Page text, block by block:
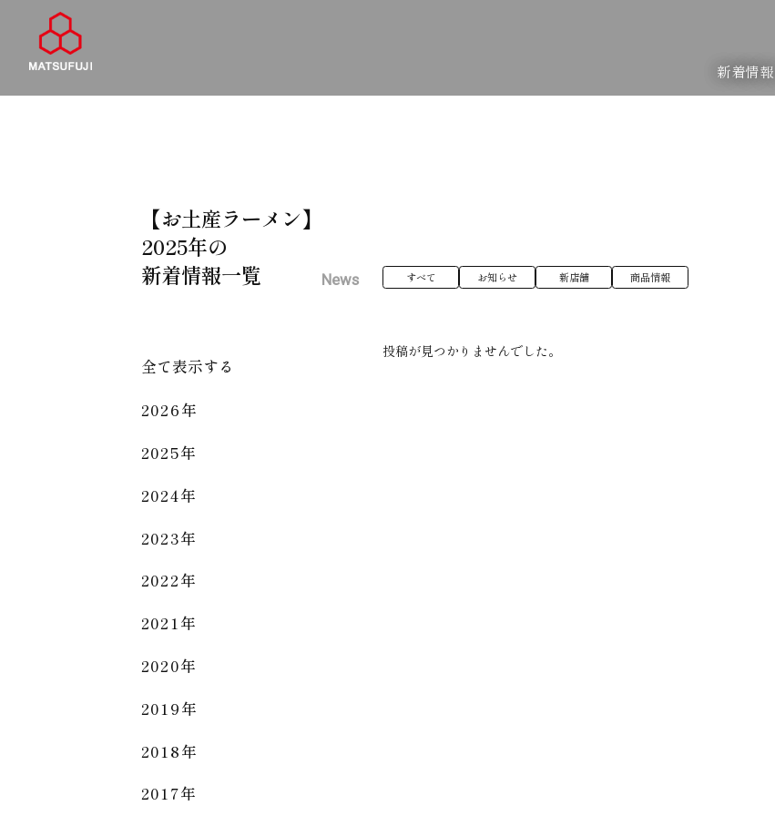
新着情報
【お土産ラーメン】
2025年の
新着情報一覧
News すべて お知らせ 新店舗 商品情報
投稿が見つかりませんでした。
全て表示する
2026年
2025年
2024年
2023年
2022年
2021年
2020年
2019年
2018年
2017年